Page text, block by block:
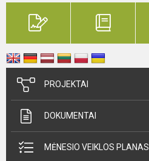
PROJEKTAI
DOKUMENTAI
MĖNESIO VEIKLOS PLANAS